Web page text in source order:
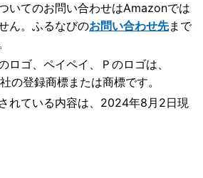
いてのお問い合わせはAmazonでは
ん。ふるなびのお問い合わせ先まで
ロゴ、ペイペイ、Ｐのロゴは、
の登録商標または商標です。
れている内容は、2024年8月2日現